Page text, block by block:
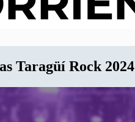
Taragüí Rock 2024